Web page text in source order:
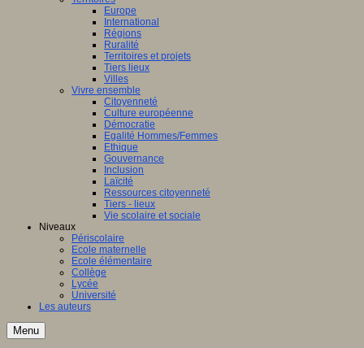
Europe
International
Régions
Ruralité
Territoires et projets
Tiers lieux
Villes
Vivre ensemble
Citoyenneté
Culture européenne
Démocratie
Egalité Hommes/Femmes
Ethique
Gouvernance
Inclusion
Laïcité
Ressources citoyenneté
Tiers - lieux
Vie scolaire et sociale
Niveaux
Périscolaire
Ecole maternelle
Ecole élémentaire
Collège
Lycée
Université
Les auteurs
Menu